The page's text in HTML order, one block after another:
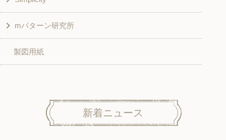
その他
ベスト・ジャケット・コート
スカート
ニット地専用
その他
こども＆ベビー
ボトムス
ワンピース＆スーツ
mパターン研究所
子供服
ワンピース
製図用紙
新着ニュース